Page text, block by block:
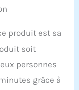
produit est sa
soit
personnes
grâce à